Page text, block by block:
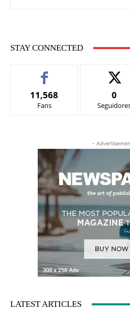
STAY CONNECTED
11,568
Fans
0
-
LATEST ARTICLES